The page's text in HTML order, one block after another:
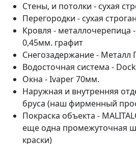
Стены, и потолки - сухая
Перегородки - сухая
Кровля -
0,45мм. графит
Снегозадержание - Металл
Водосточная система -
Окна - Ivaper 70мм.
Наружная и внутренняя
бруса (наш фирменный
Покраска объекта -
еще одна промежуточная
краски)